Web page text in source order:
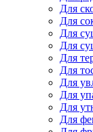
Для
Для
Для
Для
Для
Для
Для
Для
Для
Для